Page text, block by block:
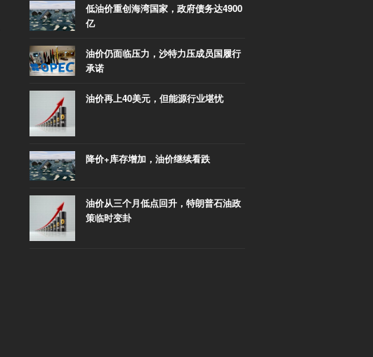
低油价重创海湾国家，政府债务达4900
亿
油价仍面临压力，沙特力压成员国履行
承诺
油价再上40美元，但能源行业堪忧
降价+库存增加，油价继续看跌
油价从三个月低点回升，特朗普石油政
策临时变卦